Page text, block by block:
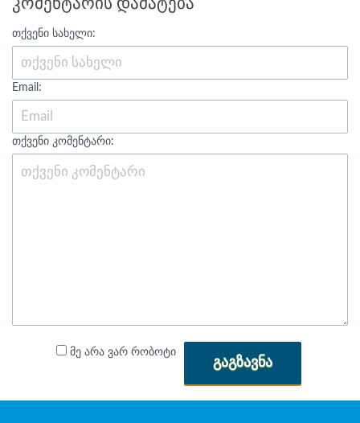
კომენტარის დამატება
თქვენი სახელი:
Email:
თქვენი კომენტარი:
მე არა ვარ რობოტი
ᲒᲐᲒᲖᲐᲕᲜᲐ